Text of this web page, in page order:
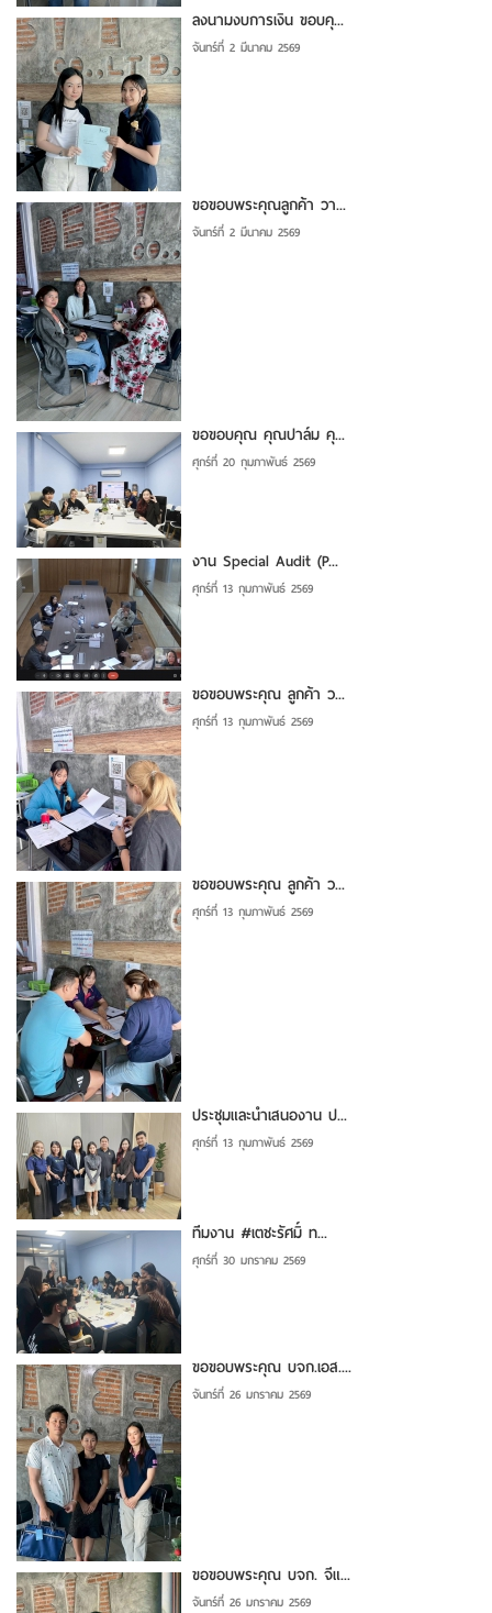
ลงนามงบการเงิน ขอบคุ...
จันทร์ที่ 2 มีนาคม 2569
ขอขอบพระคุณลูกค้า วา...
จันทร์ที่ 2 มีนาคม 2569
ขอขอบคุณ คุณปาล์ม คุ...
ศุกร์ที่ 20 กุมภาพันธ์ 2569
งาน Special Audit (P...
ศุกร์ที่ 13 กุมภาพันธ์ 2569
ขอขอบพระคุณ ลูกค้า ว...
ศุกร์ที่ 13 กุมภาพันธ์ 2569
ขอขอบพระคุณ ลูกค้า ว...
ศุกร์ที่ 13 กุมภาพันธ์ 2569
ประชุมและนำเสนองาน ป...
ศุกร์ที่ 13 กุมภาพันธ์ 2569
ทีมงาน #เตชะรัศมิ์ ท...
ศุกร์ที่ 30 มกราคม 2569
ขอขอบพระคุณ บจก.เอส....
จันทร์ที่ 26 มกราคม 2569
ขอขอบพระคุณ บจก. จีแ...
จันทร์ที่ 26 มกราคม 2569